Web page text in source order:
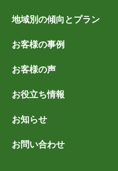
地域別の傾向とプラン
お客様の事例
お客様の声
お役立ち情報
お知らせ
お問い合わせ